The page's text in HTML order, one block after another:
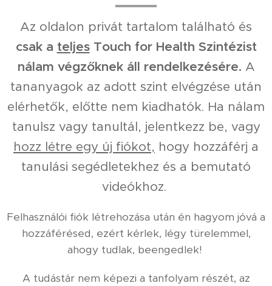
Az oldalon privát tartalom található és
csak a teljesTouch for Health Szintézist
nálam végzőknek áll rendelkezésére. A
tananyagok az adott szint elvégzése után
elérhetők, előtte nem kiadhatók. Ha nálam
tanulsz vagy tanultál, jelentkezz be, vagy
hozz létre egy új fiókot, hogy hozzáférj a
tanulási segédletekhez és a bemutató
videókhoz.
Felhasználói fiók létrehozása után én hagyom jóvá a
hozzáférésed, ezért kérlek, légy türelemmel,
ahogy tudlak, beengedlek!
A tudástár nem képezi a tanfolyam részét, az